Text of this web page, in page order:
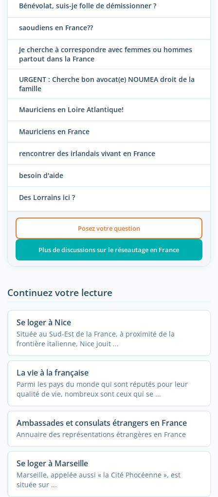
Bénévolat, suis-je folle de démissionner ?
saoudiens en France??
Je cherche à correspondre avec femmes ou hommes
partout dans la France
URGENT : Cherche bon avocat(e) NOUMEA droit de la
famille
Mauriciens en Loire Atlantique!
Mauriciens en France
rencontrer des irlandais vivant en France
besoin d'aide
Des Lorrains ici ?
Posez votre question
Plus de discussions sur le réseautage en France
Continuez votre lecture
Se loger à Nice
Située au Sud-Est de la France, à proximité de la
frontière italienne, Nice jouit ...
La vie à la française
Parmi les pays du monde qui sont réputés pour leur
qualité de vie, nombreux sont ceux qui se ...
Ambassades et consulats étrangers en France
Annuaire des représentations étrangères en France
Se loger à Marseille
Marseille, appelée aussi « la Cité Phocéenne », est
située sur ...